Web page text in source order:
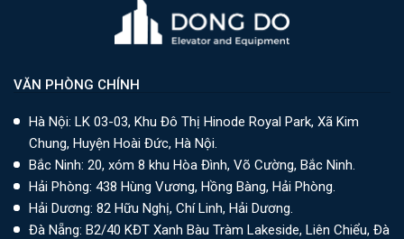
VĂN PHÒNG CHÍNH
Hà Nội: LK 03-03, Khu Đô Thị Hinode Royal Park, Xã Kim
Chung, Huyện Hoài Đức, Hà Nội.
Bắc Ninh: 20, xóm 8 khu Hòa Đình, Võ Cường, Bắc Ninh.
Hải Phòng: 438 Hùng Vương, Hồng Bàng, Hải Phòng.
Hải Dương: 82 Hữu Nghị, Chí Linh, Hải Dương.
Đà Nẵng: B2/40 KĐT Xanh Bàu Tràm Lakeside, Liên Chiểu, Đà